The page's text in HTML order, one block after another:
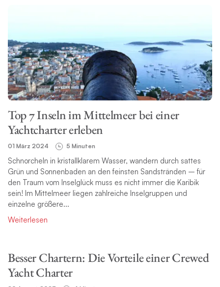
Top 7 Inseln im Mittelmeer bei einer
Yachtcharter erleben
01 März 2024 5 Minuten
Schnorcheln in kristallklarem Wasser, wandern durch sattes
Grün und Sonnenbaden an den feinsten Sandstränden – für
den Traum vom Inselglück muss es nicht immer die Karibik
sein! Im Mittelmeer liegen zahlreiche Inselgruppen und
einzelne größere...
Weiterlesen
Besser Chartern: Die Vorteile einer Crewed
Yacht Charter